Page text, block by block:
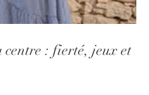
centre : fierté, jeux et